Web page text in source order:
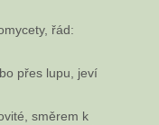
řád:
přes lupu, jeví
směrem k